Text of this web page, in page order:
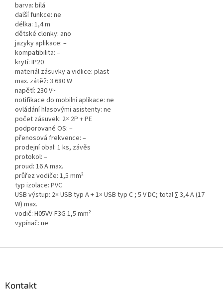
barva: bílá
další funkce: ne
délka: 1,4 m
dětské clonky: ano
jazyky aplikace: –
kompatibilita: –
krytí: IP20
materiál zásuvky a vidlice: plast
max. zátěž: 3 680 W
napětí: 230 V~
notifikace do mobilní aplikace: ne
ovládání hlasovými asistenty: ne
počet zásuvek: 2× 2P + PE
podporované OS: –
přenosová frekvence: –
prodejní obal: 1 ks, závěs
protokol: –
proud: 16 A max.
průřez vodiče: 1,5 mm²
typ izolace: PVC
USB výstup: 2× USB typ A + 1× USB typ C ; 5 V DC; total ∑ 3,4 A (17
W) max.
vodič: H05VV-F3G 1,5 mm²
vypínač: ne
Kontakt